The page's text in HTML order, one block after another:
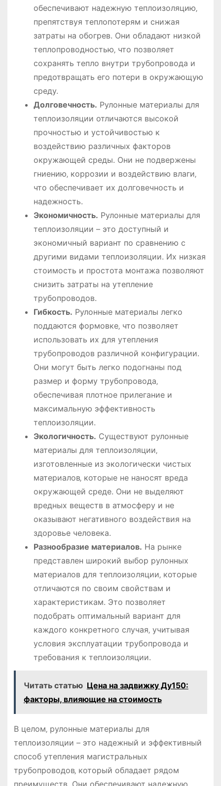
обеспечивают надежную теплоизоляцию‚
препятствуя теплопотерям и снижая
затраты на обогрев. Они обладают низкой
теплопроводностью‚ что позволяет
сохранять тепло внутри трубопровода и
предотвращать его потери в окружающую
среду.
Долговечность. Рулонные материалы для
теплоизоляции отличаются высокой
прочностью и устойчивостью к
воздействию различных факторов
окружающей среды. Они не подвержены
гниению‚ коррозии и воздействию влаги‚
что обеспечивает их долговечность и
надежность.
Экономичность. Рулонные материалы для
теплоизоляции – это доступный и
экономичный вариант по сравнению с
другими видами теплоизоляции. Их низкая
стоимость и простота монтажа позволяют
снизить затраты на утепление
трубопроводов.
Гибкость. Рулонные материалы легко
поддаются формовке‚ что позволяет
использовать их для утепления
трубопроводов различной конфигурации.
Они могут быть легко подогнаны под
размер и форму трубопровода‚
обеспечивая плотное прилегание и
максимальную эффективность
теплоизоляции.
Экологичность. Существуют рулонные
материалы для теплоизоляции‚
изготовленные из экологически чистых
материалов‚ которые не наносят вреда
окружающей среде. Они не выделяют
вредных веществ в атмосферу и не
оказывают негативного воздействия на
здоровье человека.
Разнообразие материалов. На рынке
представлен широкий выбор рулонных
материалов для теплоизоляции‚ которые
отличаются по своим свойствам и
характеристикам. Это позволяет
подобрать оптимальный вариант для
каждого конкретного случая‚ учитывая
условия эксплуатации трубопровода и
требования к теплоизоляции.
Читать статью Цена на задвижку Ду150:
факторы, влияющие на стоимость
В целом‚ рулонные материалы для
теплоизоляции – это надежный и эффективный
способ утепления магистральных
трубопроводов‚ который обладает рядом